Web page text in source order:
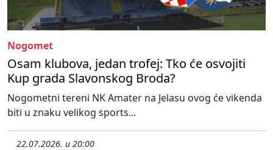
Nogomet
Osam klubova, jedan trofej: Tko će osvojiti
Kup grada Slavonskog Broda?
Nogometni tereni NK Amater na Jelasu ovog će vikenda
biti u znaku velikog sports...
22.07.2026. u 20:00